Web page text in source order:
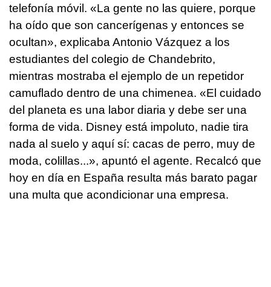
telefonía móvil. «La gente no las quiere, porque
ha oído que son cancerígenas y entonces se
ocultan», explicaba Antonio Vázquez a los
estudiantes del colegio de Chandebrito,
mientras mostraba el ejemplo de un repetidor
camuflado dentro de una chimenea. «El cuidado
del planeta es una labor diaria y debe ser una
forma de vida. Disney está impoluto, nadie tira
nada al suelo y aquí sí: cacas de perro, muy de
moda, colillas...», apuntó el agente. Recalcó que
hoy en día en España resulta más barato pagar
una multa que acondicionar una empresa.